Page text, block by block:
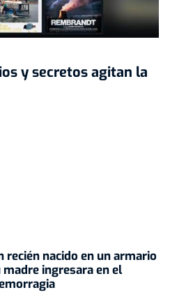
y secretos agitan la
recién nacido en un armario
ingresara en el